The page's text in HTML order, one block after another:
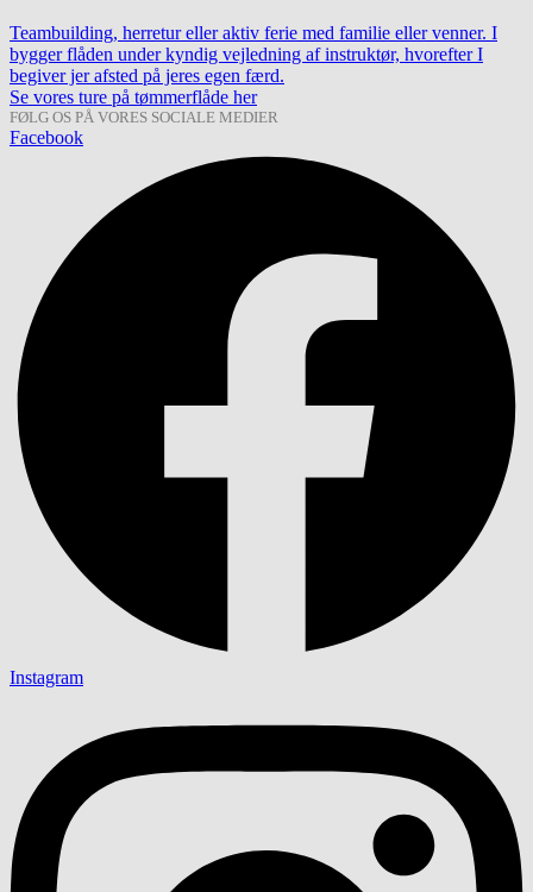
Teambuilding, herretur eller aktiv ferie med familie eller venner. I
bygger flåden under kyndig vejledning af instruktør, hvorefter I
begiver jer afsted på jeres egen færd.
Se vores ture på tømmerflåde her
FØLG OS PÅ VORES SOCIALE MEDIER
Facebook
Instagram